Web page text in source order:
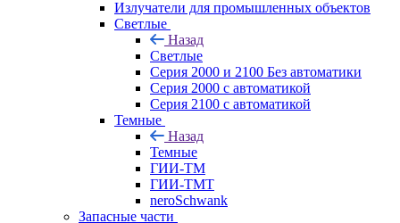
Излучатели для промышленных объектов
Светлые
Назад
Светлые
Серия 2000 и 2100 Без автоматики
Серия 2000 с автоматикой
Серия 2100 с автоматикой
Темные
Назад
Темные
ГИИ-ТМ
ГИИ-ТМТ
neroSchwank
Запасные части